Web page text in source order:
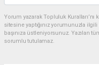
Yorum yazarak Topluluk
sitesine yaptığınız yorumunuzla
başınıza üstleniyorsunuz. Yazılan
sorumlu tutulamaz.